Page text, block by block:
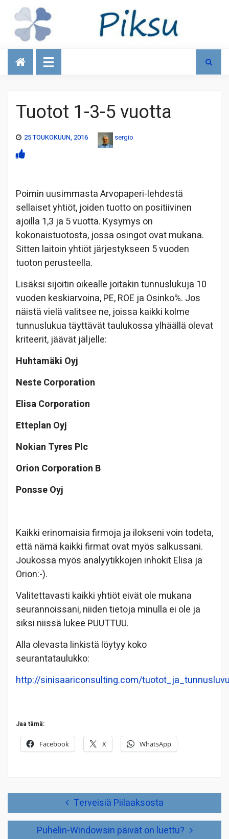
Talous
Tuotot 1-3-5 vuotta
25 TOUKOKUUN, 2016 sergio
Poimin uusimmasta Arvopaperi-lehdestä
sellaiset yhtiöt, joiden tuotto on positiivinen
ajoilla 1,3 ja 5 vuotta. Kysymys on
kokonaistuotosta, jossa osingot ovat mukana.
Sitten laitoin yhtiöt järjestykseen 5 vuoden
tuoton perusteella.
Lisäksi sijoitin oikealle joitakin tunnuslukuja 10
vuoden keskiarvoina, PE, ROE ja Osinko%. Jos
näistä vielä valitsee ne, joissa kaikki kolme
tunnuslukua täyttävät taulukossa ylhäällä olevat
kriteerit, jäävät jäljelle:
Huhtamäki Oyj
Neste Corporation
Elisa Corporation
Etteplan Oyj
Nokian Tyres Plc
Orion Corporation B
Ponsse Oyj
Kaikki erinomaisia firmoja ja ilokseni voin todeta,
että nämä kaikki firmat ovat myös salkussani.
Joukossa myös analyytikkojen inhokit Elisa ja
Orion:-).
Valitettavasti kaikki yhtiöt eivät ole mukana
seurannoissani, niiden tietoja minulla ei ole ja
siksi niissä lukee PUUTTUU.
Alla olevasta linkistä löytyy koko
seurantataulukko:
http://sinisaariconsulting.com/
Jaa tämä:
Facebook X WhatsApp
Terveisiä Piilaaksosta
Puhelin-Windowsin päivät on luettu?